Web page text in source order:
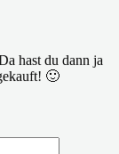
hast du dann ja
🙂